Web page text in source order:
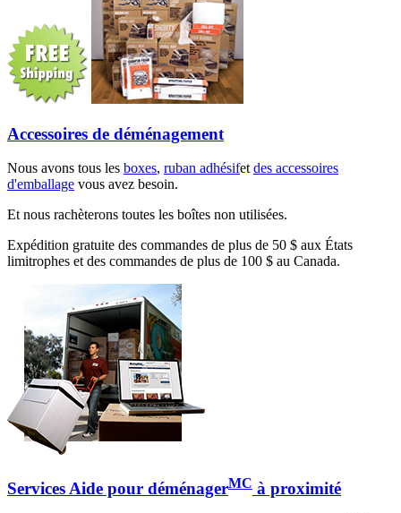
Accessoires de déménagement
Nous avons tous les boxes, ruban adhésifetdes accessoires
d'emballage vous avez besoin.
Et nous rachèterons toutes les boîtes non utilisées.
Expédition gratuite des commandes de plus de 50 $ aux États
limitrophes et des commandes de plus de 100 $ au Canada.
Services Aide pour déménagerMC à proximité